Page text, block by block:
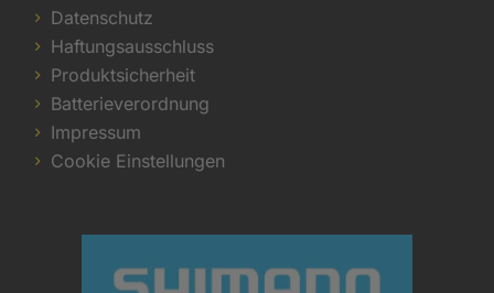
Datenschutz
Haftungsausschluss
Produktsicherheit
Batterieverordnung
Impressum
Cookie Einstellungen